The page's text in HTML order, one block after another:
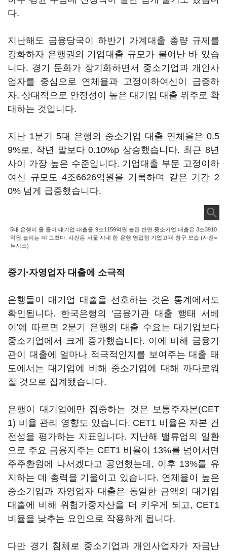
다.
지난해도 금융당국이 하반기 가계대출 총량 규제를
강화하자 은행권의 기업대출 규모가 불어난 바 있습
니다. 경기 둔화가 장기화하면서 중소기업과 개인사
업자를 중심으로 연체율과 고정이하여신이 급증하
자, 상대적으로 안정성이 높은 대기업 대출 위주로 확
대하는 것입니다.
지난 1분기 5대 은행의 중소기업 대출 연체율은 0.5
9%로, 작년 말보다 0.10%p 상승했습니다. 최근 8년
사이 가장 높은 수준입니다. 기업대출 부문 고정이하
여신 규모도 4조6626억원을 기록하며 같은 기간 2
0% 넘게 급증했습니다.
5대 은행이 올 들어 대기업 대출을 9조1159억원 늘린 반면 중소기업 대출은 3조3910
억원 늘리는 데 그쳤다. 사진은 서울 시내 한 은행 영업점 기업고객 창구 모습.(사진=
뉴시스)
중기·자영업자 대출에 소극적
은행들이 대기업 대출을 선호하는 것은 통계에서도
확인됩니다. 한국은행의 '금융기관 대출 행태 서베
이'에 따르면 2분기 은행의 대출 수요는 대기업보다
중소기업에서 크게 증가했습니다. 이에 비해 금융기
관이 대출에 얼마나 적극적인지를 보여주는 대출 태
도에서는 대기업에 비해 중소기업에 대해 까다로워
질 것으로 집계됐습니다.
은행이 대기업에만 집중하는 것은 보통주자본(CET
1) 비율 관리 영향도 있습니다. CET1 비율은 자본 건
전성을 평가하는 지표입니다. 지난해 밸류업의 일환
으로 주요 금융지주는 CET1 비율이 13%를 넘어서면
주주환원에 나서겠다고 공언했는데, 이후 13%를 유
지하는 데 총력을 기울이고 있습니다. 연체율이 높은
중소기업과 자영업자 대출은 동일한 금액의 대기업
대출에 비해 위험가중자산을 더 키우게 되고, CET1
비율을 낮추는 요인으로 작용하게 됩니다.
다만 경기 침체로 중소기업과 개인사업자가 자금난